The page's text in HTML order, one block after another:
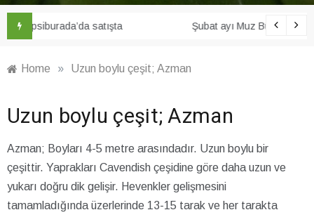
Şubat ayı Muz Bülteni yayınlandı
Home » Uzun boylu çeşit; Azman
Uzun boylu çeşit; Azman
Azman; Boyları 4-5 metre arasındadır. Uzun boylu bir
çeşittir. Yaprakları Cavendish çeşidine göre daha uzun ve
yukarı doğru dik gelişir. Hevenkler gelişmesini
tamamladığında üzerlerinde 13-15 tarak ve her tarakta